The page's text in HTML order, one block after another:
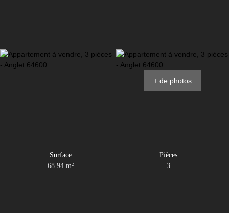
Estimation
+ de photos
Surface
68.94 m²
Pièces
3